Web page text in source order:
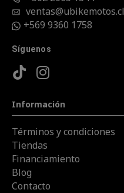
ventas@ubikemotos.cl
+569 9360 1758
Síguenos
Información
Términos y condiciones
Tiendas
Financiamiento
Blog
Contacto